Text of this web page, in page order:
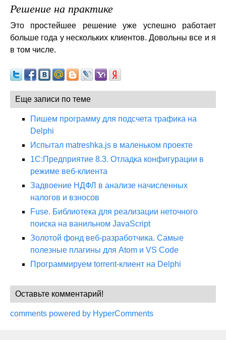
Решение на практике
Это простейшее решение уже успешно работает
больше года у нескольких клиентов. Довольны все и я
в том числе.
Еще записи по теме
Пишем программу для подсчета трафика на
Delphi
Испытал matreshka.js в маленьком проекте
1С:Предприятие 8.3. Отладка конфигурации в
режиме веб-клиента
Задвоение НДФЛ в анализе начисленных
налогов и взносов
Fuse. Библиотека для реализации неточного
поиска на ванильном JavaScript
Золотой фонд веб-разработчика. Самые
полезные плагины для Atom и VS Code
Программируем torrent-клиент на Delphi
Оставьте комментарий!
comments powered by HyperComments